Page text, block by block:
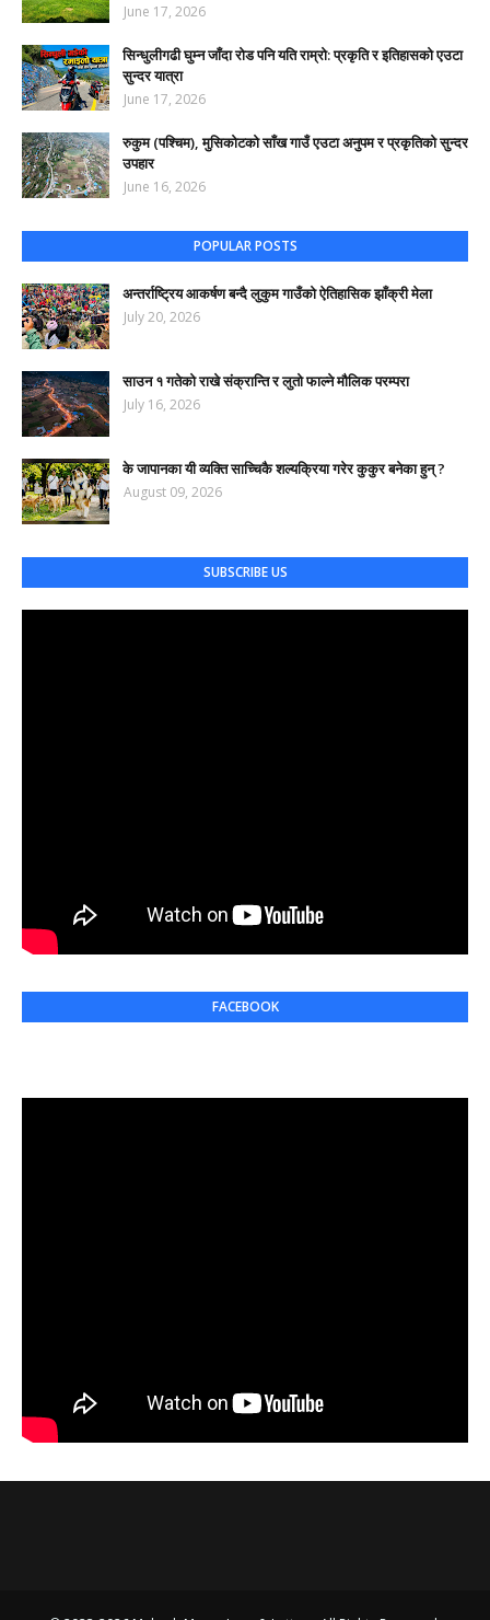
June 17, 2026
​सिन्धुलीगढी घुम्न जाँदा रोड पनि यति राम्रो: प्रकृति र इतिहासको एउटा
सुन्दर यात्रा
June 17, 2026
रुकुम (पश्चिम), मुसिकोटको साँख गाउँ एउटा अनुपम र प्रकृतिको सुन्दर
उपहार
June 16, 2026
POPULAR POSTS
अन्तर्राष्ट्रिय आकर्षण बन्दै लुकुम गाउँको ऐतिहासिक झाँक्री मेला
July 20, 2026
साउन १ गतेको राखे संक्रान्ति र लुतो फाल्ने मौलिक परम्परा
July 16, 2026
के जापानका यी व्यक्ति साच्चिकै शल्यक्रिया गरेर कुकुर बनेका हुन् ?
August 09, 2026
SUBSCRIBE US
FACEBOOK